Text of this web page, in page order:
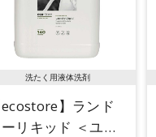
より、写真と異なる場
より、成分・処方が記
場合がございます。
洗たく用液体洗剤
ecostore】ランド
ーリキッド ＜ユー